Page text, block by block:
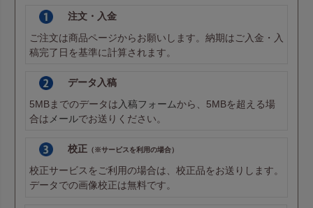
注文・入金
ご注文は商品ページからお願いします。納期はご入金・入
稿完了日を基準に計算されます。
データ入稿
5MBまでのデータは入稿フォームから、5MBを超える場
合はメールでお送りください。
校正（※サービスを利用の場合）
校正サービスをご利用の場合は、校正品をお送りします。
データでの画像校正は無料です。